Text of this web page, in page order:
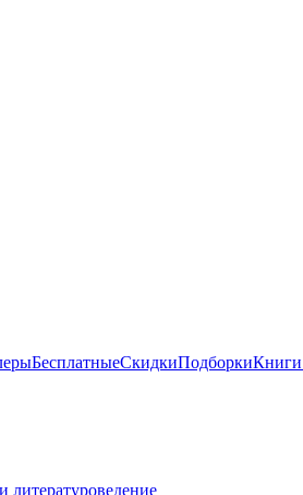
БесплатныеСкидкиПодборки
литературоведение